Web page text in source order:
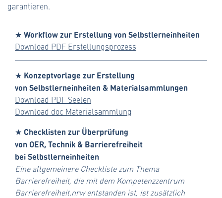
garantieren.
★ Workflow zur Erstellung von Selbstlerneinheiten
Download PDF Erstellungsprozess
★ Konzeptvorlage zur Erstellung
von Selbstlerneinheiten & Materialsammlungen
Download PDF Seelen
Download doc Materialsammlung
★ Checklisten zur Überprüfung
von OER, Technik & Barrierefreiheit
bei Selbstlerneinheiten
Eine allgemeinere Checkliste zum Thema
Barrierefreiheit, die mit dem Kompetenzzentrum
Barrierefreiheit.nrw entstanden ist, ist zusätzlich